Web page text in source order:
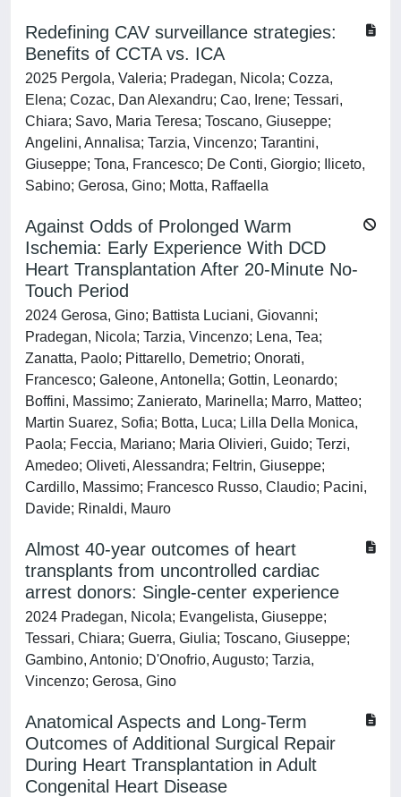
Redefining CAV surveillance strategies:
Benefits of CCTA vs. ICA
2025 Pergola, Valeria; Pradegan, Nicola; Cozza,
Elena; Cozac, Dan Alexandru; Cao, Irene; Tessari,
Chiara; Savo, Maria Teresa; Toscano, Giuseppe;
Angelini, Annalisa; Tarzia, Vincenzo; Tarantini,
Giuseppe; Tona, Francesco; De Conti, Giorgio; Iliceto,
Sabino; Gerosa, Gino; Motta, Raffaella
Against Odds of Prolonged Warm
Ischemia: Early Experience With DCD
Heart Transplantation After 20-Minute No-
Touch Period
2024 Gerosa, Gino; Battista Luciani, Giovanni;
Pradegan, Nicola; Tarzia, Vincenzo; Lena, Tea;
Zanatta, Paolo; Pittarello, Demetrio; Onorati,
Francesco; Galeone, Antonella; Gottin, Leonardo;
Boffini, Massimo; Zanierato, Marinella; Marro, Matteo;
Martin Suarez, Sofia; Botta, Luca; Lilla Della Monica,
Paola; Feccia, Mariano; Maria Olivieri, Guido; Terzi,
Amedeo; Oliveti, Alessandra; Feltrin, Giuseppe;
Cardillo, Massimo; Francesco Russo, Claudio; Pacini,
Davide; Rinaldi, Mauro
Almost 40-year outcomes of heart
transplants from uncontrolled cardiac
arrest donors: Single-center experience
2024 Pradegan, Nicola; Evangelista, Giuseppe;
Tessari, Chiara; Guerra, Giulia; Toscano, Giuseppe;
Gambino, Antonio; D'Onofrio, Augusto; Tarzia,
Vincenzo; Gerosa, Gino
Anatomical Aspects and Long-Term
Outcomes of Additional Surgical Repair
During Heart Transplantation in Adult
Congenital Heart Disease